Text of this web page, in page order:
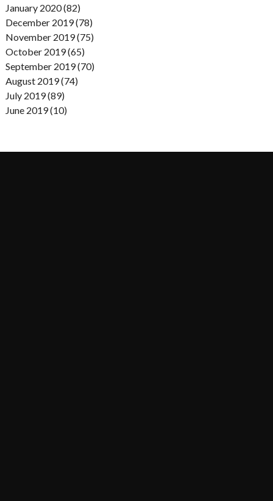
January 2020 (82)
December 2019 (78)
November 2019 (75)
October 2019 (65)
September 2019 (70)
August 2019 (74)
July 2019 (89)
June 2019 (10)